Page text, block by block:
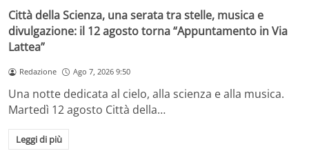
Città della Scienza, una serata tra stelle, musica e
divulgazione: il 12 agosto torna “Appuntamento in Via
Lattea”
Redazione Ago 7, 2026 9:50
Una notte dedicata al cielo, alla scienza e alla musica.
Martedì 12 agosto Città della…
Leggi di più